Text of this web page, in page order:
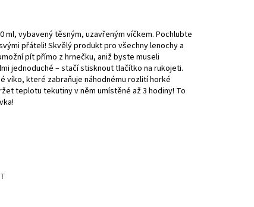
ml, vybavený těsným, uzavřeným víčkem. Pochlubte
přáteli! Skvělý produkt pro všechny lenochy a
pít přímo z hrnečku, aniž byste museli
jednoduché – stačí stisknout tlačítko na rukojeti.
víko, které zabraňuje náhodnému rozlití horké
teplotu tekutiny v něm umístěné až 3 hodiny! To